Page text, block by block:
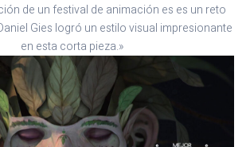
de un festival de animación es es un reto
Gies logró un estilo visual impresionante
en esta corta pieza.»